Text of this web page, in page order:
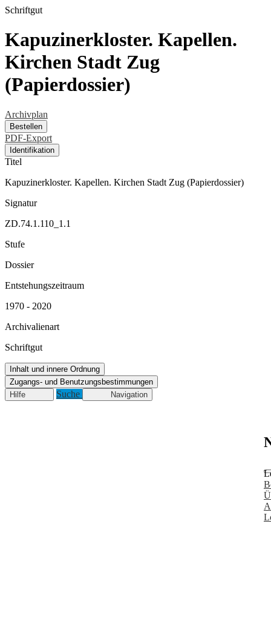
Schriftgut
Kapuzinerkloster. Kapellen.
Kirchen Stadt Zug
(Papierdossier)
Archivplan
Bestellen
PDF-Export
Identifikation
Titel
Kapuzinerkloster. Kapellen. Kirchen Stadt Zug (Papierdossier)
Signatur
ZD.74.1.110_1.1
Stufe
Dossier
Entstehungszeitraum
1970 - 2020
Archivalienart
Schriftgut
Inhalt und innere Ordnung
Zugangs- und Benutzungsbestimmungen
Hilfe
Suche Navigation